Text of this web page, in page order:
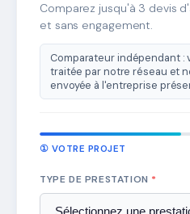
Comparez jusqu'à 3 devis
et sans engagement.
Comparateur indépendant :
traitée par notre réseau et
envoyée à l'entreprise
① VOTRE PROJET
TYPE DE PRESTATION *